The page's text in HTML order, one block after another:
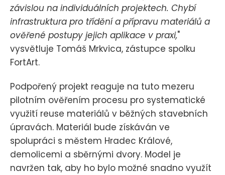
závislou na individuálních projektech. Chybí
infrastruktura pro třídění a přípravu materiálů a
ověřené postupy jejich aplikace v praxi,"
vysvětluje Tomáš Mrkvica, zástupce spolku
FortArt.
Podpořený projekt reaguje na tuto mezeru
pilotním ověřením procesu pro systematické
využití reuse materiálů v běžných stavebních
úpravách. Materiál bude získáván ve
spolupráci s městem Hradec Králové,
demolicemi a sběrnými dvory. Model je
navržen tak, aby ho bylo možné snadno využít